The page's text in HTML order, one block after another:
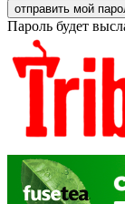
Пароль будет